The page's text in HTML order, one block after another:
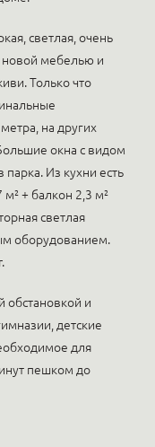
светлая, очень
новой мебелью и
Только что
на других
окна с видом
Из кухни есть
+ балкон 2,3 м²
светлая
оборудованием.
обстановкой и
детские
для
пешком до